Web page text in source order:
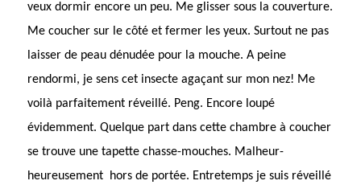
veux dormir encore un peu. Me glisser sous la couverture.
Me coucher sur le côté et fermer les yeux. Surtout ne pas
laisser de peau dénudée pour la mouche. A peine
rendormi, je sens cet insecte agaçant sur mon nez! Me
voilà parfaitement réveillé. Peng. Encore loupé
évidemment. Quelque part dans cette chambre à coucher
se trouve une tapette chasse-mouches. Malheur-
heureusement hors de portée. Entretemps je suis réveillé